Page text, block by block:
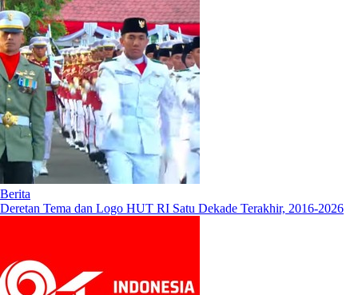
Berita
Deretan Tema dan Logo HUT RI Satu Dekade Terakhir, 2016-2026